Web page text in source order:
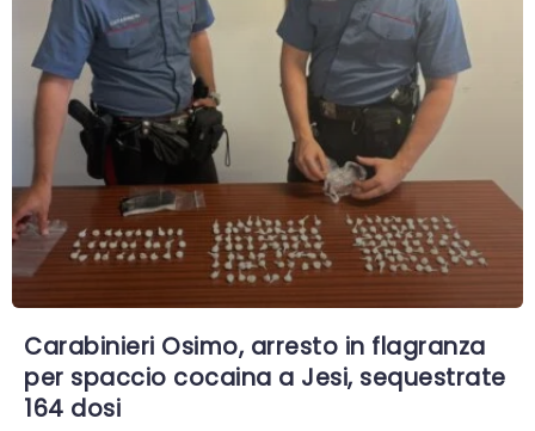
Carabinieri Osimo, arresto in flagranza
per spaccio cocaina a Jesi, sequestrate
164 dosi